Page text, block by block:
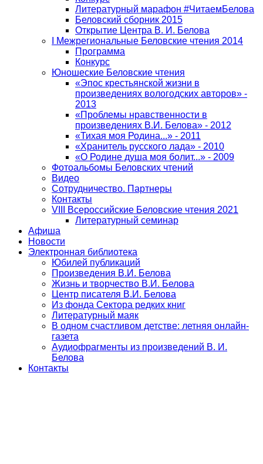
Литературный марафон #ЧитаемБелова
Беловский сборник 2015
Открытие Центра В. И. Белова
I Межрегиональные Беловские чтения 2014
Программа
Конкурс
Юношеские Беловские чтения
«Эпос крестьянской жизни в
произведениях вологодских авторов» -
2013
«Проблемы нравственности в
произведениях В.И. Белова» - 2012
«Тихая моя Родина...» - 2011
«Хранитель русского лада» - 2010
«О Родине душа моя болит...» - 2009
Фотоальбомы Беловских чтений
Видео
Сотрудничество. Партнеры
Контакты
VIII Всероссийские Беловские чтения 2021
Литературный семинар
Афиша
Новости
Электронная библиотека
Юбилей публикаций
Произведения В.И. Белова
Жизнь и творчество В.И. Белова
Центр писателя В.И. Белова
Из фонда Сектора редких книг
Литературный маяк
В одном счастливом детстве: летняя онлайн-
газета
Аудиофрагменты из произведений В. И.
Белова
Контакты